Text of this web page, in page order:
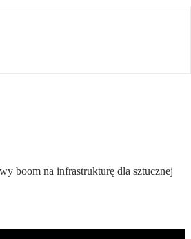
boom na infrastrukturę dla sztucznej